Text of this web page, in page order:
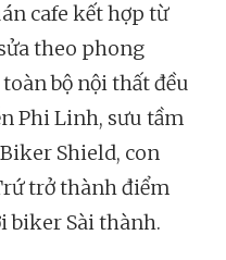
cafe kết hợp từ
theo phong
bộ nội thất đều
Phi Linh, sưu tầm
Shield, con
trở thành điểm
biker Sài thành.